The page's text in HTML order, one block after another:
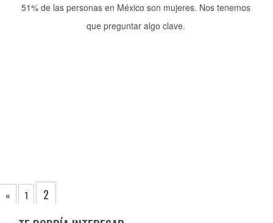
51% de las personas en México son mujeres. Nos tenemos
que preguntar algo clave.
« 1 2